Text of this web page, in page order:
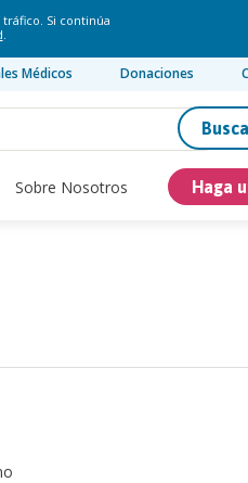
Si continúa
.
Médicos Donaciones
Sobre Nosotros Haga